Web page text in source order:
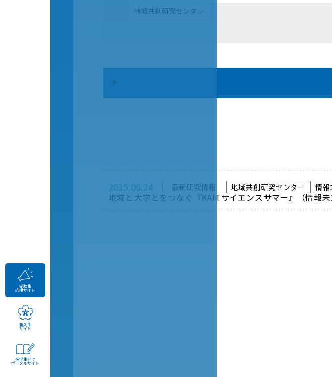
受験生
応援サイト
新入生
サイト
在学生向け
ポータルサイト
地域共創研究センター
2025.06.24 最新研究情報 地域共創研究センター 情報
地域と大学とをつなぐ『KAITサイエンスサマー』（情報